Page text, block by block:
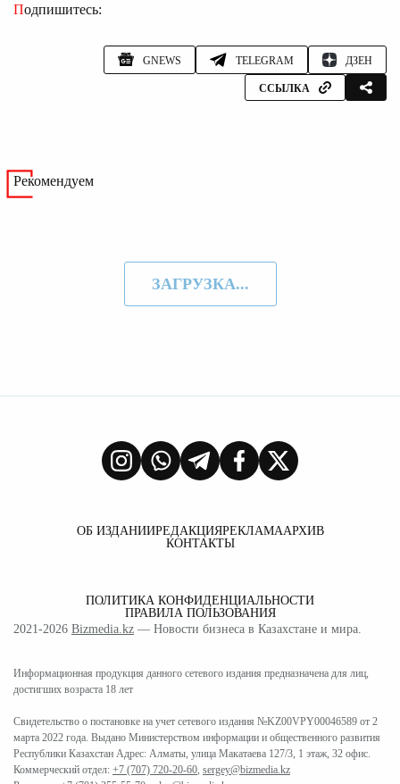
Подпишитесь:
GNEWS TELEGRAM ДЗЕН
ССЫЛКА
Рекомендуем
ЗАГРУЗКА...
ОБ ИЗДАНИИРЕДАКЦИЯРЕКЛАМААРХИВ
КОНТАКТЫ
ПОЛИТИКА КОНФИДЕНЦИАЛЬНОСТИ
ПРАВИЛА ПОЛЬЗОВАНИЯ
2021-2026 Bizmedia.kz — Новости бизнеса в Казахстане и мира.
Информационная продукция данного сетевого издания предназначена для лиц,
достигших возраста 18 лет
Свидетельство о постановке на учет сетевого издания №KZ00VPY00046589 от 2
марта 2022 года. Выдано Министерством информации и общественного развития
Республики Казахстан Адрес: Алматы, улица Макатаева 127/3, 1 этаж, 32 офис.
Коммерческий отдел: +7 (707) 720-20-60, sergey@bizmedia.kz